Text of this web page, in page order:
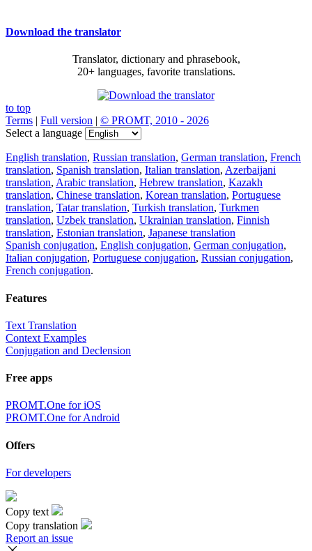
Download the translator
Translator, dictionary and phrasebook,
20+ languages, favorite translations.
to top
Terms | Full version | © PROMT, 2010 - 2026
Select a language
English translation, Russian translation, German translation, French
translation, Spanish translation, Italian translation, Azerbaijani
translation, Arabic translation, Hebrew translation, Kazakh
translation, Chinese translation, Korean translation, Portuguese
translation, Tatar translation, Turkish translation, Turkmen
translation, Uzbek translation, Ukrainian translation, Finnish
translation, Estonian translation, Japanese translation
Spanish conjugation, English conjugation, German conjugation,
Italian conjugation, Portuguese conjugation, Russian conjugation,
French conjugation.
Features
Text Translation
Context Examples
Conjugation and Declension
Free apps
PROMT.One for iOS
PROMT.One for Android
Offers
For developers
Copy text
Copy translation
Report an issue